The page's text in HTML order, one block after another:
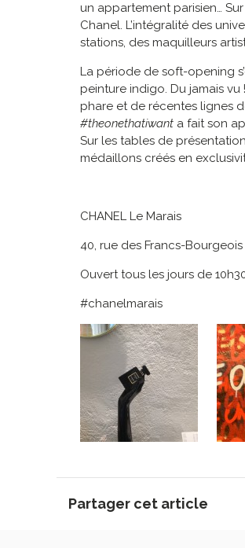
un appartement parisien…
Chanel. L’intégralité des
stations, des maquilleurs
La période de soft-opening
peinture indigo. Du jamais vu
phare et de récentes lignes
#theonethatiwant a fait son
Sur les tables de
médaillons créés en
CHANEL Le Marais
40, rue des Francs-Bourgeois
Ouvert tous les jours de
#chanelmarais
Partager cet article